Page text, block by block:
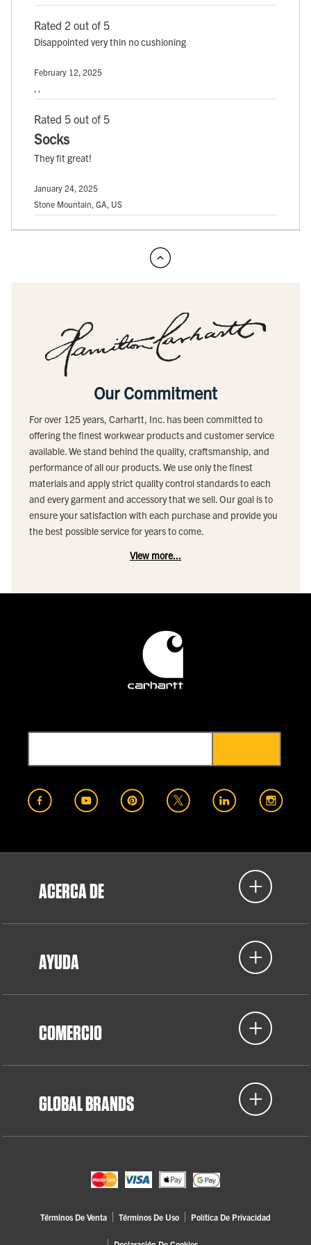
Rated 2 out of 5
Disappointed very thin no cushioning
February 12, 2025
Rated 5 out of 5
Socks
They fit great!
January 24, 2025
Stone Mountain, GA, US
Our Commitment
For over 125 years, Carhartt, Inc. has been committed to
offering the finest workwear products and customer service
available. We stand behind the quality, craftsmanship, and
performance of all our products. We use only the finest
materials and apply strict quality control standards to each
and every garment and accessory that we sell. Our goal is to
ensure your satisfaction with each purchase and provide you
the best possible service for years to come.
View more...
ACERCA DE
AYUDA
COMERCIO
GLOBAL BRANDS
Términos De Venta Términos De Uso Política De Privacidad